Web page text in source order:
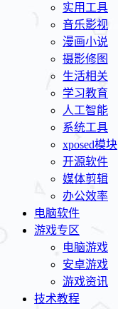
实用工具
音乐影视
漫画小说
摄影修图
生活相关
学习教育
人工智能
系统工具
xposed模块
开源软件
媒体剪辑
办公效率
电脑软件
游戏专区
电脑游戏
安卓游戏
游戏资讯
技术教程